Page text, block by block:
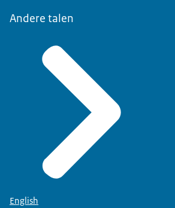
Andere talen
English